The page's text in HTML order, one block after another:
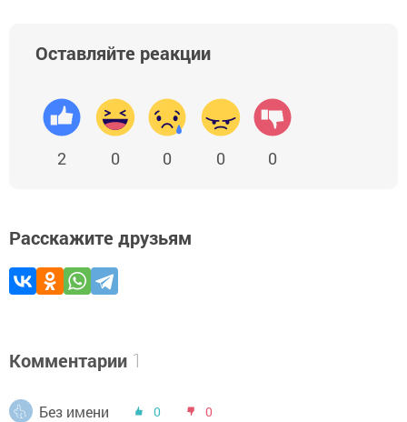
Оставляйте реакции
2 0 0 0 0
Расскажите друзьям
Комментарии 1
Без имени 0 0